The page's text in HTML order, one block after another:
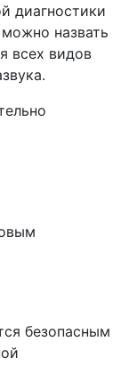
диагностики
назвать
всех видов
безопасным